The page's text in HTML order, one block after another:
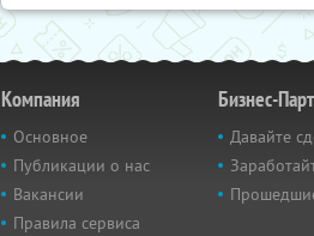
Компания
Основное
Публикации о нас
Вакансии
Правила сервиса
Бизнес-
Давайте